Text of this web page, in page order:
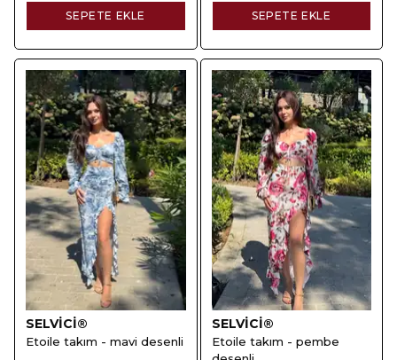
SEPETE EKLE SEPETE EKLE
SELVİCİ®
Etoile takım - mavi desenli
SELVİCİ®
Etoile takım - pembe